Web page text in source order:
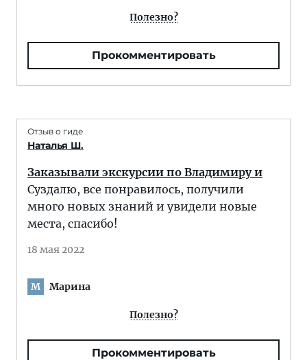
Полезно?
Прокомментировать
Отзыв о гиде
Наталья Ш.
Заказывали экскурсии по Владимиру и
Суздалю, все понравилось, получили
много новых знаний и увидели новые
места, спасибо!
18 мая 2022
М Марина
Полезно?
Прокомментировать